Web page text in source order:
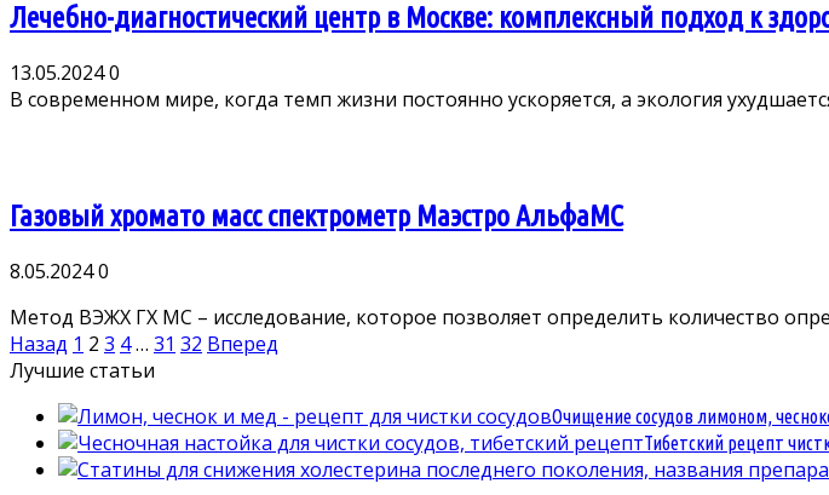
Лечебно-диагностический центр в Москве: комплексный подход к
13.05.20240
В современном мире, когда темп жизни постоянно ускоряется, а экология
Газовый хромато масс спектрометр Маэстро АльфаМС
8.05.20240
Метод ВЭЖХ ГХ МС – исследование, которое позволяет определить количество
Пагинация
записей
Назад 1 2 3 4… 31 32 Вперед
Лучшие статьи
Очищение сосудов лимоном,
Тибетский рецепт